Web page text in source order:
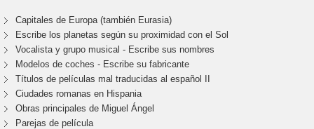
Capitales de Europa (también Eurasia)
Escribe los planetas según su proximidad con el Sol
Vocalista y grupo musical - Escribe sus nombres
Modelos de coches - Escribe su fabricante
Títulos de películas mal traducidas al español II
Ciudades romanas en Hispania
Obras principales de Miguel Ángel
Parejas de película